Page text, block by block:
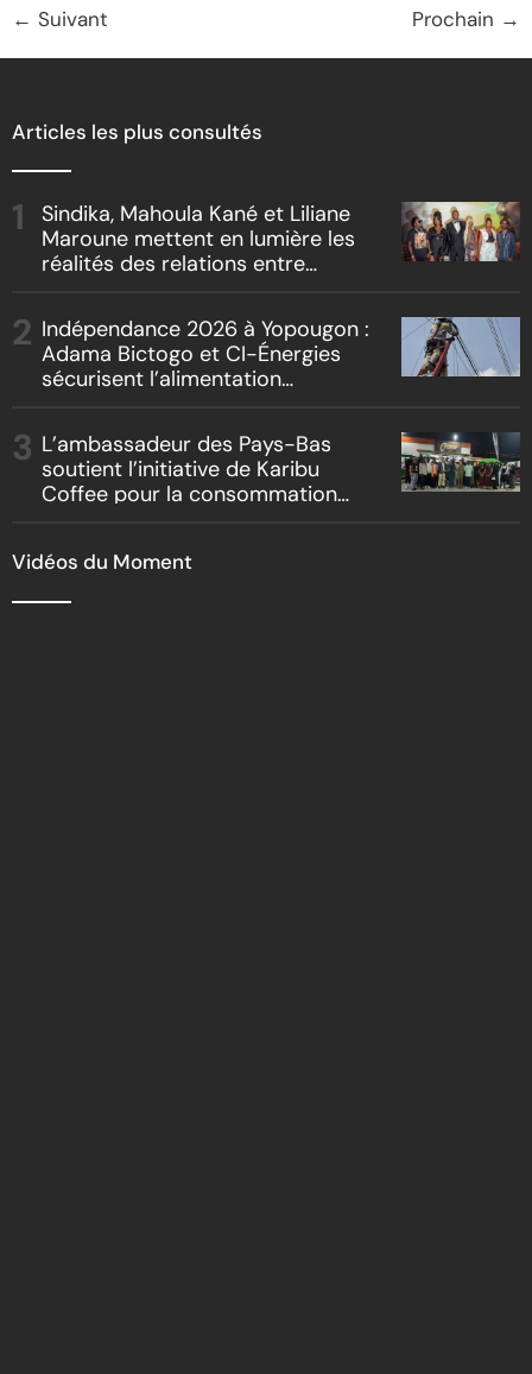
← Suivant Prochain →
Articles les plus consultés
Sindika, Mahoula Kané et Liliane
Maroune mettent en lumière les
réalités des relations entre
« Boss vs Boss »
Indépendance 2026 à Yopougon :
Adama Bictogo et CI-Énergies
sécurisent l’alimentation
L’ambassadeur des Pays-Bas
soutient l’initiative de Karibu
Coffee pour la consommation
Vidéos du Moment